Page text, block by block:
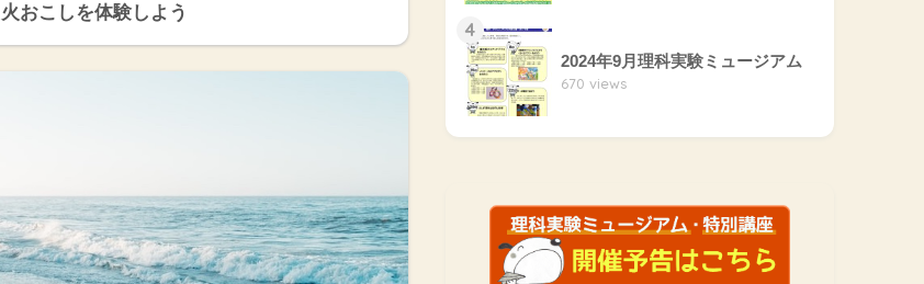
火おこしを体験しよう
4
2024年9月理科実験ミュージアム
670 views